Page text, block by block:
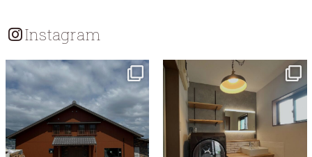
Instagram
tomohouseinc
tomohouseinc
7月 13